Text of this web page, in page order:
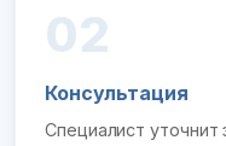
02
Консультация
Специалист